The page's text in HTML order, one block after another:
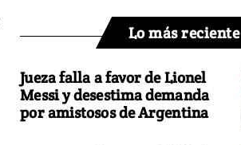
Lo más reciente
Jueza falla a favor de Lionel
Messi y desestima demanda
por amistosos de Argentina